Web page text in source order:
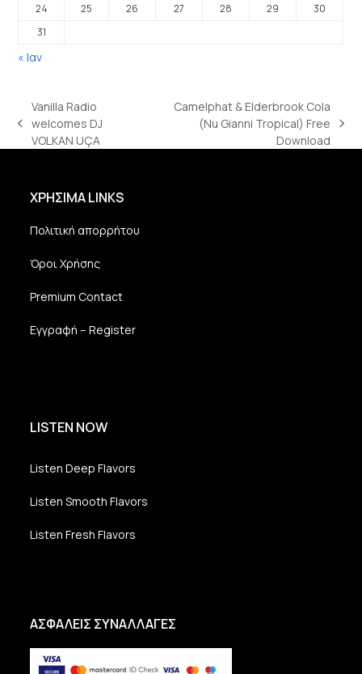
24
25 26 27 28 29
30
31
« Ιαν
previous
post:
Vanilla Radio
welcomes DJ
VOLKAN UÇA
post:
Camelphat & Elderbrook Cola
(Nu Gianni Tropical) Free
Download
ΧΡΗΣΙΜΑ LINKS
Πολιτική απορρήτου
Όροι Χρήσης
Premium Contact
Εγγραφή – Register
LISTEN NOW
Listen Deep Flavors
Listen Smooth Flavors
Listen Fresh Flavors
ΑΣΦΑΛΕΙΣ ΣΥΝΑΛΛΑΓΕΣ